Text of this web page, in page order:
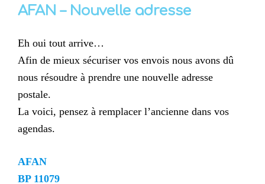
AFAN – Nouvelle adresse
Eh oui tout arrive…
Afin de mieux sécuriser vos envois nous avons dû
nous résoudre à prendre une nouvelle adresse
postale.
La voici, pensez à remplacer l’ancienne dans vos
agendas.
AFAN
BP 11079